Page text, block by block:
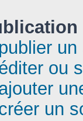
ou
un